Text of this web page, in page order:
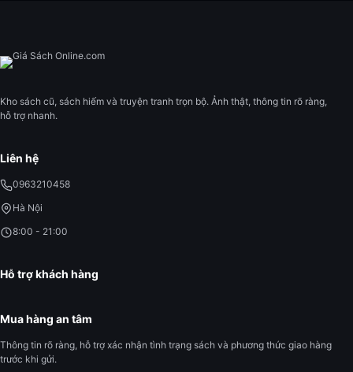
Kho sách cũ, sách hiếm và truyện tranh trọn bộ. Ảnh thật, thông tin rõ ràng,
hỗ trợ nhanh.
Liên hệ
0963210458
Hà Nội
8:00 - 21:00
Hỗ trợ khách hàng
Mua hàng an tâm
Thông tin rõ ràng, hỗ trợ xác nhận tình trạng sách và phương thức giao hàng
trước khi gửi.